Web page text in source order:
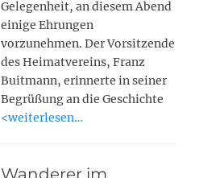
Gelegenheit, an diesem Abend
einige Ehrungen
vorzunehmen. Der Vorsitzende
des Heimatvereins, Franz
Buitmann, erinnerte in seiner
Begrüßung an die Geschichte
<weiterlesen…